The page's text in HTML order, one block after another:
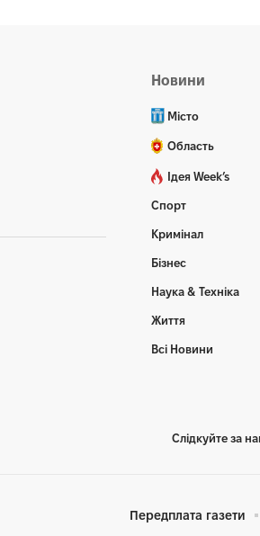
Новини
Місто
Область
Ідея Week’s
Спорт
Кримінал
Бізнес
Наука & Техніка
Життя
Всі Новини
Слідкуйте за
Передплата газети